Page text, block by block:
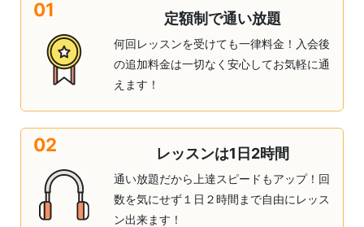
01 定額制で通い放題
何回レッスンを受けても一律料金！入会後
の追加料金は一切なく安心してお気軽に通
えます！
02 レッスンは1日2時間
通い放題だから上達スピードもアップ！回
数を気にせず１日２時間まで自由にレッス
ン出来ます！